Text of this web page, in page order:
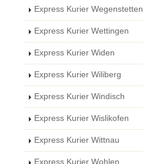
Express Kurier Wegenstetten
Express Kurier Wettingen
Express Kurier Widen
Express Kurier Wiliberg
Express Kurier Windisch
Express Kurier Wislikofen
Express Kurier Wittnau
Express Kurier Wohlen